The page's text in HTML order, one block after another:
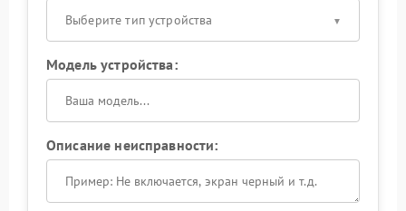
Выберите тип устройства
Модель устройства:
Описание неисправности: